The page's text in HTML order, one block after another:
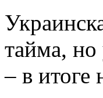
тайма, но
– в итоге